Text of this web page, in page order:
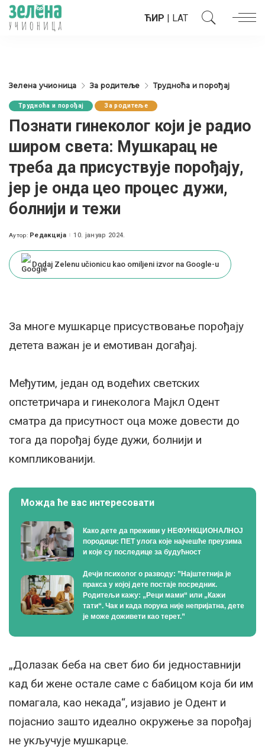
ЋИР | LAT
Зелена учионица За родитеље Трудноћа и порођај
Трудноћа и порођај За родитеље
Познати гинеколог који је радио
широм света: Мушкарац не
треба да присуствује порођају,
јер је онда цео процес дужи,
болнији и тежи
Posted
Аутор: Редакција 10. јануар 2024.
Dodaj Zelenu učionicu kao omiljeni izvor na Google-u
За многе мушкарце присуствовање порођају
детета важан је и емотиван догађај.
Међутим, један од водећих светских
опстетричара и гинеколога Мајкл Одент
сматра да присутност оца може довести до
тога да порођај буде дужи, болнији и
компликованији.
Можда ће вас интересовати
Како дете да преживи у НЕФУНКЦИОНАЛНОЈ
породици: ПЕТ улога које најчешће преузима
и које су последице за будућност
Дечји психолог о разводу: ”Најштетнија је
пракса у којој дете постаје посредник.
Родитељи кажу: „Реци мами“ или „Кажи
тати“. Чак и када порука није непријатна, дете
је може доживети као терет.”
„Долазак беба на свет био би једноставнији
кад би жене остале саме с бабицом која би им
помагала, као некада“, изјавио је Одент и
појаснио зашто идеално окружење за порођај
не укључује мушкарце.